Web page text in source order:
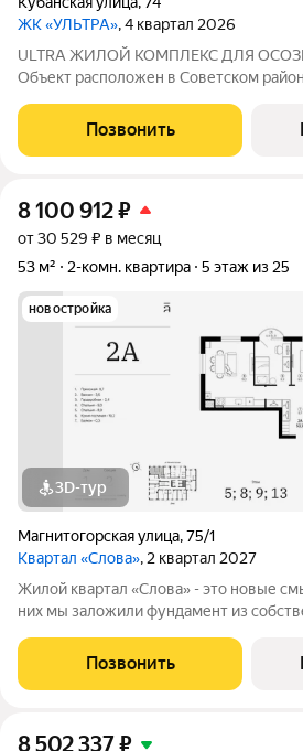
ЖК «УЛЬТРА», 4 квартал 2026
ULTRA ЖИЛОЙ КОМПЛЕКС ДЛЯ ОСОЗНАННОЙ ЖИЗНИ
Объект расположен в Советском
Дата ввода в эксплуатацию первой
Но уже сейчас вы можете
Позвонить
8 100 912₽
от 30 529 ₽ в месяц
53 м²
2-комн. квартира 5 этаж из 25
новостройка
3D-тур
Магнитогорская улица,75/1
Квартал «Слова», 2 квартал 2027
Жилой квартал «Слова» - это новые
них мы заложили фундамент из
уют добрососедства, а также
города. Ведь именно
Позвонить
8 502 337₽